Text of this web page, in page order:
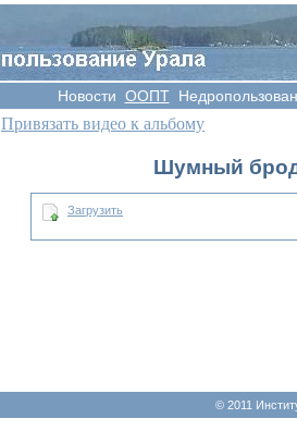
Новости OOПT
Привязать видео к альбому
Шумный брод
Загрузить
© 2011